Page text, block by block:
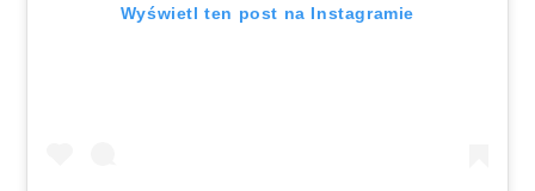
Wyświetl ten post na Instagramie